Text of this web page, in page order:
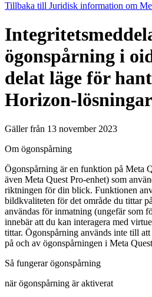
Tillbaka till Juridisk information om
ögonspårning i
delat läge för
Horizon-lösningar
Gäller från 13 november 2023
Om ögonspårning
Ögonspårning är en funktion på Meta
även Meta Quest Pro-enhet) som
riktningen för din blick. Funktionen
bildkvaliteten för det område du tittar
användas för inmatning (ungefär som
innebär att du kan interagera med
tittar. Ögonspårning används inte till
på och av ögonspårningen i Meta
Så fungerar ögonspårning
när ögonspårning är aktiverat